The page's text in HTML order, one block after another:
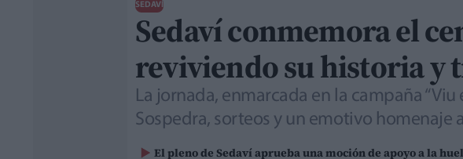
SEDAVÍ
Sedaví conmemora el
reviviendo su historia y
La jornada, enmarcada en la campaña
Sospedra, sorteos y un emotivo homenaje
El pleno de Sedaví aprueba una moción de apoyo a la